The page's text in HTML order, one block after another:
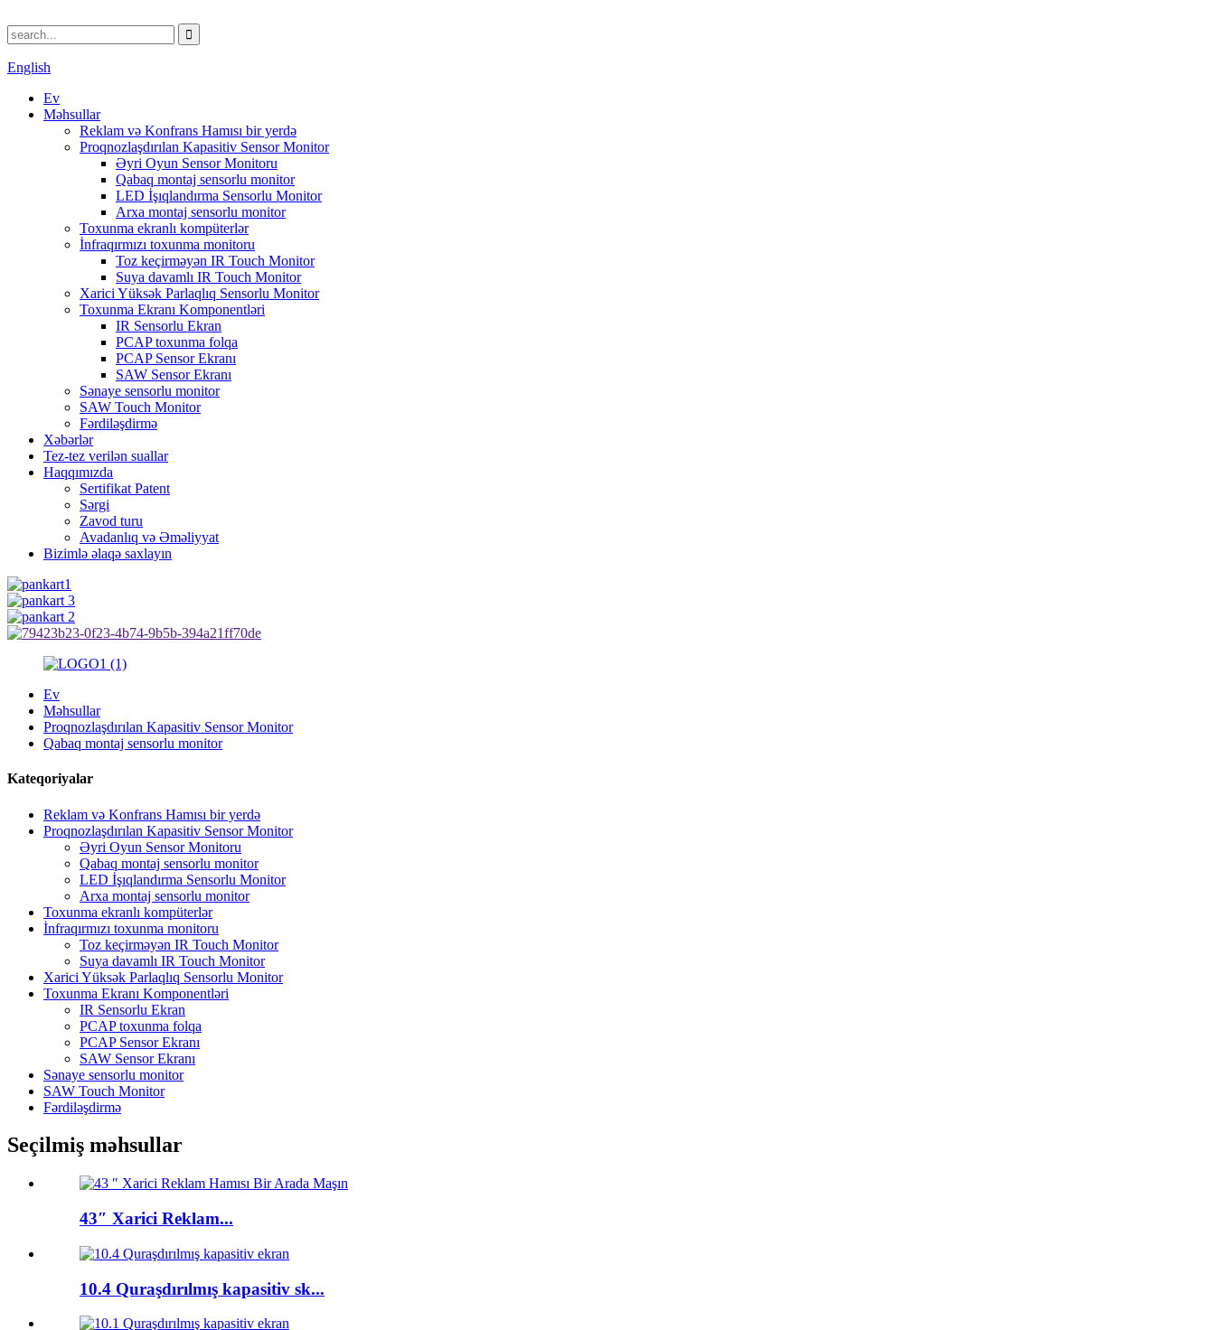
English
Ev
Məhsullar
Reklam və Konfrans Hamısı bir yerdə
Proqnozlaşdırılan Kapasitiv Sensor Monitor
Əyri Oyun Sensor Monitoru
Qabaq montaj sensorlu monitor
LED İşıqlandırma Sensorlu Monitor
Arxa montaj sensorlu monitor
Toxunma ekranlı kompüterlər
İnfraqırmızı toxunma monitoru
Toz keçirməyən IR Touch Monitor
Suya davamlı IR Touch Monitor
Xarici Yüksək Parlaqlıq Sensorlu Monitor
Toxunma Ekranı Komponentləri
IR Sensorlu Ekran
PCAP toxunma folqa
PCAP Sensor Ekranı
SAW Sensor Ekranı
Sənaye sensorlu monitor
SAW Touch Monitor
Fərdiləşdirmə
Xəbərlər
Tez-tez verilən suallar
Haqqımızda
Sertifikat Patent
Sərgi
Zavod turu
Avadanlıq və Əməliyyat
Bizimlə əlaqə saxlayın
Ev
Məhsullar
Proqnozlaşdırılan Kapasitiv Sensor Monitor
Qabaq montaj sensorlu monitor
Kateqoriyalar
Reklam və Konfrans Hamısı bir yerdə
Proqnozlaşdırılan Kapasitiv Sensor Monitor
Əyri Oyun Sensor Monitoru
Qabaq montaj sensorlu monitor
LED İşıqlandırma Sensorlu Monitor
Arxa montaj sensorlu monitor
Toxunma ekranlı kompüterlər
İnfraqırmızı toxunma monitoru
Toz keçirməyən IR Touch Monitor
Suya davamlı IR Touch Monitor
Xarici Yüksək Parlaqlıq Sensorlu Monitor
Toxunma Ekranı Komponentləri
IR Sensorlu Ekran
PCAP toxunma folqa
PCAP Sensor Ekranı
SAW Sensor Ekranı
Sənaye sensorlu monitor
SAW Touch Monitor
Fərdiləşdirmə
Seçilmiş məhsullar
43″ Xarici Reklam...
10.4 Quraşdırılmış kapasitiv sk...